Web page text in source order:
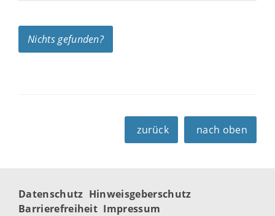
Nichts gefunden?
zurück nach oben
Datenschutz Hinweisgeberschutz
Barrierefreiheit Impressum